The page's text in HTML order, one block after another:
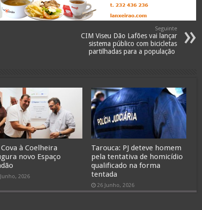
Seguinte
CIM Viseu Dão Lafões vai lançar
sistema público com bicicletas
partilhadas para a população
à Coelheira
novo Espaço
2026
Tarouca: PJ deteve homem
pela tentativa de homicídio
qualificado na forma
tentada
26 Junho, 2026